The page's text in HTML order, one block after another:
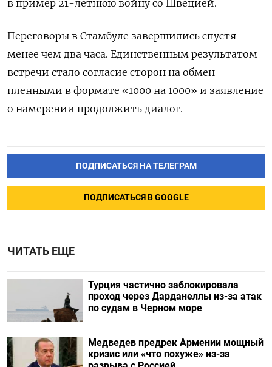
в пример 21-летнюю войну со Швецией.
Переговоры в Стамбуле завершились спустя
менее чем два часа. Единственным результатом
встречи стало согласие сторон на обмен
пленными в формате «1000 на 1000» и заявление
о намерении продолжить диалог.
ПОДПИСАТЬСЯ НА ТЕЛЕГРАМ
ПОДПИСАТЬСЯ В GOOGLE
ЧИТАТЬ ЕЩЕ
Турция частично заблокировала
проход через Дарданеллы из-за атак
по судам в Черном море
Медведев предрек Армении мощный
кризис или «что похуже» из-за